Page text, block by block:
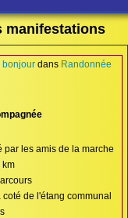
Connection
manifestations
bonjour dans Randonnée
les amis de la marche
km
de l'étang communal